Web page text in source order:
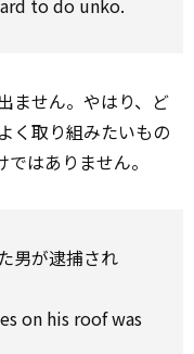
ません。やはり、ど
く取り組みたいもの
ではありません。
男が逮捕され
on his roof was